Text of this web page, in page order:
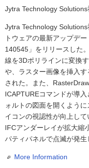
Jytra Technology
Jytra Technology
トウェアの最新アップデ
140545」をリリースした
線を3Dポリラインに変換
や、ラスター画像を挿入
された。また、
ICAPTUREコマンドが導
ォルトの図面を開くよう
イコンの視認性が向上し
IFCアンダーレイが拡大縮
パティパネルで点滅が発生
More Information